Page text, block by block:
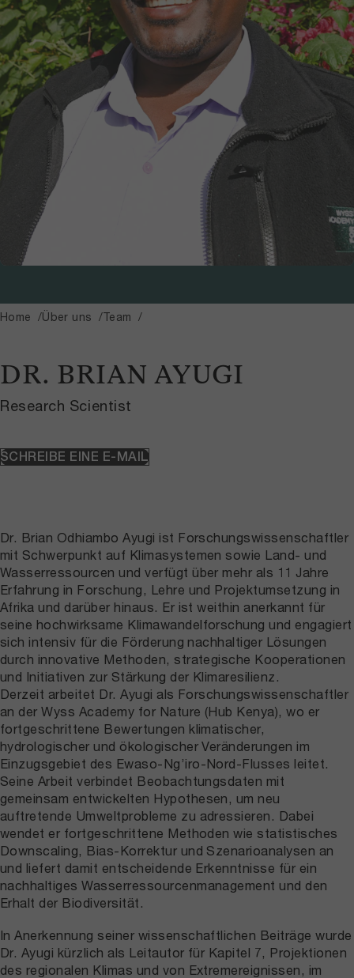
Home Über uns Team
DR. BRIAN AYUGI
Research Scientist
SCHREIBE EINE E-MAIL
Dr. Brian Odhiambo Ayugi ist Forschungswissenschaftler
mit Schwerpunkt auf Klimasystemen sowie Land- und
Wasserressourcen und verfügt über mehr als 11 Jahre
Erfahrung in Forschung, Lehre und Projektumsetzung in
Afrika und darüber hinaus. Er ist weithin anerkannt für
seine hochwirksame Klimawandelforschung und engagiert
sich intensiv für die Förderung nachhaltiger Lösungen
durch innovative Methoden, strategische Kooperationen
und Initiativen zur Stärkung der Klimaresilienz.
Derzeit arbeitet Dr. Ayugi als Forschungswissenschaftler
an der Wyss Academy for Nature (Hub Kenya), wo er
fortgeschrittene Bewertungen klimatischer,
hydrologischer und ökologischer Veränderungen im
Einzugsgebiet des Ewaso-Ng’iro-Nord-Flusses leitet.
Seine Arbeit verbindet Beobachtungsdaten mit
gemeinsam entwickelten Hypothesen, um neu
auftretende Umweltprobleme zu adressieren. Dabei
wendet er fortgeschrittene Methoden wie statistisches
Downscaling, Bias-Korrektur und Szenarioanalysen an
und liefert damit entscheidende Erkenntnisse für ein
nachhaltiges Wasserressourcenmanagement und den
Erhalt der Biodiversität.
In Anerkennung seiner wissenschaftlichen Beiträge wurde
Dr. Ayugi kürzlich als Leitautor für Kapitel 7, Projektionen
des regionalen Klimas und von Extremereignissen, im